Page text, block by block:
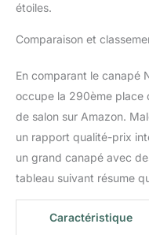
étoiles.
Comparaison et
En comparant le canapé
occupe la 290ème place
de salon sur Amazon.
un rapport qualité-prix
un grand canapé avec
tableau suivant résume
Caractéristique